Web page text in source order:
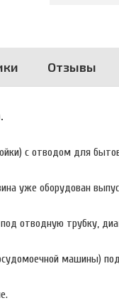
Отзывы
с отводом для
уже оборудован
отводную трубку,
машины)